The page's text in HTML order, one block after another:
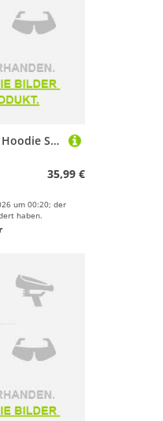
Kruskis Rowing Boat Hoodie Schwarz M
35,99 €
um 00:20; der
haben.